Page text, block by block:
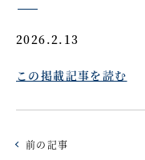
2026.2.13
この掲載記事を読む
前の記事